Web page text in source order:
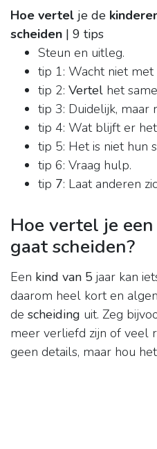
Hoe vertel je de
scheiden | 9 tips
Steun en uitleg.
tip 1: Wacht niet
tip 2: Vertel het
tip 3: Duidelijk, maar
tip 4: Wat blijft er
tip 5: Het is niet hun
tip 6: Vraag hulp.
tip 7: Laat anderen
Hoe vertel je
gaat scheiden?
Een kind van 5 jaar kan
daarom heel kort en
de scheiding uit. Zeg
meer verliefd zijn of veel
geen details, maar hou